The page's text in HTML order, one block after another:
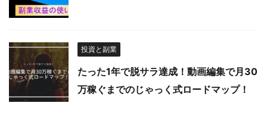
投資と副業
たった1年で脱サラ達成！動画編集で月30
万稼ぐまでのじゃっく式ロードマップ！